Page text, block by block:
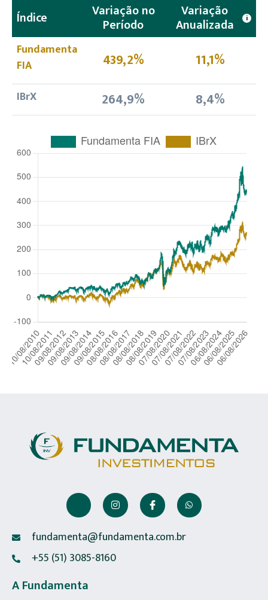
Índice Variação no
Período
Variação
Anualizada i
Fundamenta
FIA
439,2% 11,1%
IBrX 264,9% 8,4%
fundamenta@fundamenta.com.br
+55 (51) 3085-8160
A Fundamenta